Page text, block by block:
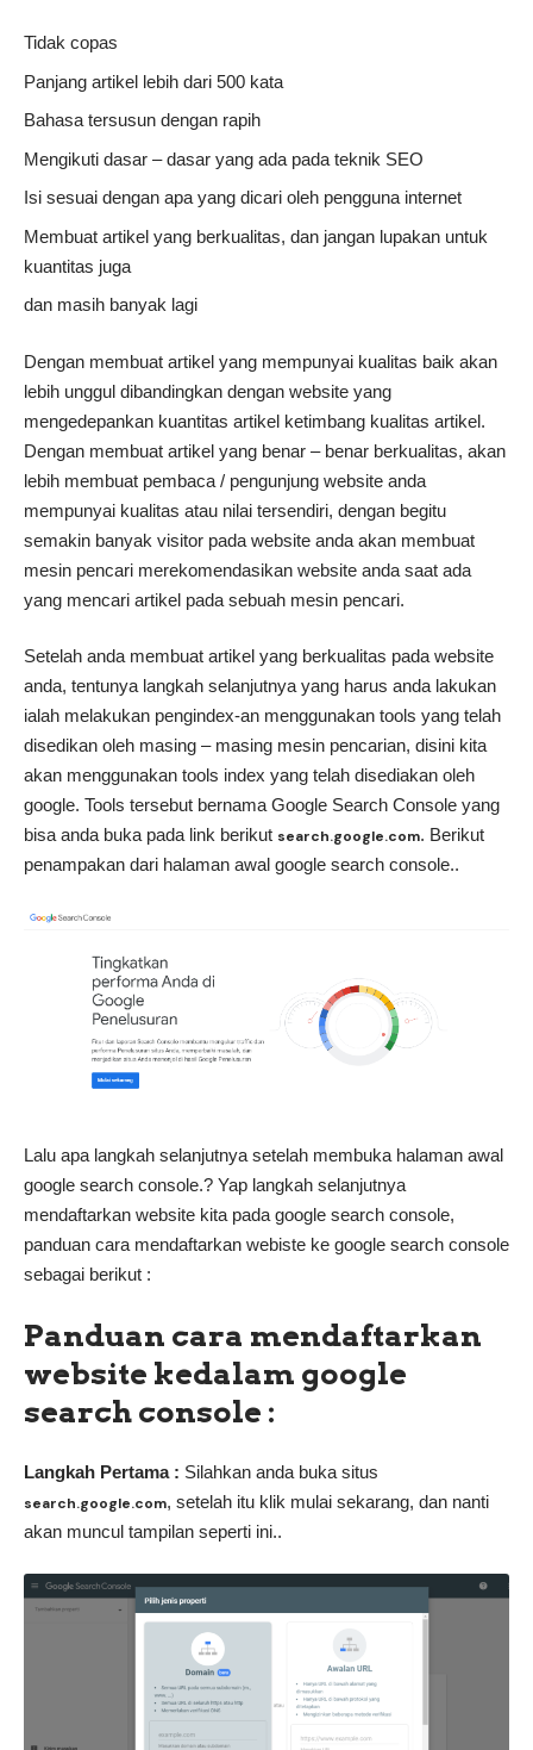
Tidak copas
Panjang artikel lebih dari 500 kata
Bahasa tersusun dengan rapih
Mengikuti dasar – dasar yang ada pada teknik SEO
Isi sesuai dengan apa yang dicari oleh pengguna internet
Membuat artikel yang berkualitas, dan jangan lupakan untuk
kuantitas juga
dan masih banyak lagi
Dengan membuat artikel yang mempunyai kualitas baik akan
lebih unggul dibandingkan dengan website yang
mengedepankan kuantitas artikel ketimbang kualitas artikel.
Dengan membuat artikel yang benar – benar berkualitas, akan
lebih membuat pembaca / pengunjung website anda
mempunyai kualitas atau nilai tersendiri, dengan begitu
semakin banyak visitor pada website anda akan membuat
mesin pencari merekomendasikan website anda saat ada
yang mencari artikel pada sebuah mesin pencari.
Setelah anda membuat artikel yang berkualitas pada website
anda, tentunya langkah selanjutnya yang harus anda lakukan
ialah melakukan pengindex-an menggunakan tools yang telah
disedikan oleh masing – masing mesin pencarian, disini kita
akan menggunakan tools index yang telah disediakan oleh
google. Tools tersebut bernama Google Search Console yang
bisa anda buka pada link berikut search.google.com. Berikut
penampakan dari halaman awal google search console..
Lalu apa langkah selanjutnya setelah membuka halaman awal
google search console.? Yap langkah selanjutnya
mendaftarkan website kita pada google search console,
panduan cara mendaftarkan webiste ke google search console
sebagai berikut :
Panduan cara mendaftarkan
website kedalam google
search console :
Langkah Pertama : Silahkan anda buka situs
search.google.com, setelah itu klik mulai sekarang, dan nanti
akan muncul tampilan seperti ini..